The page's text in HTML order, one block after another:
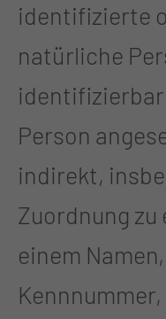
identifizierte
natürliche
Person
indirekt,
Zuordnung zu
einem